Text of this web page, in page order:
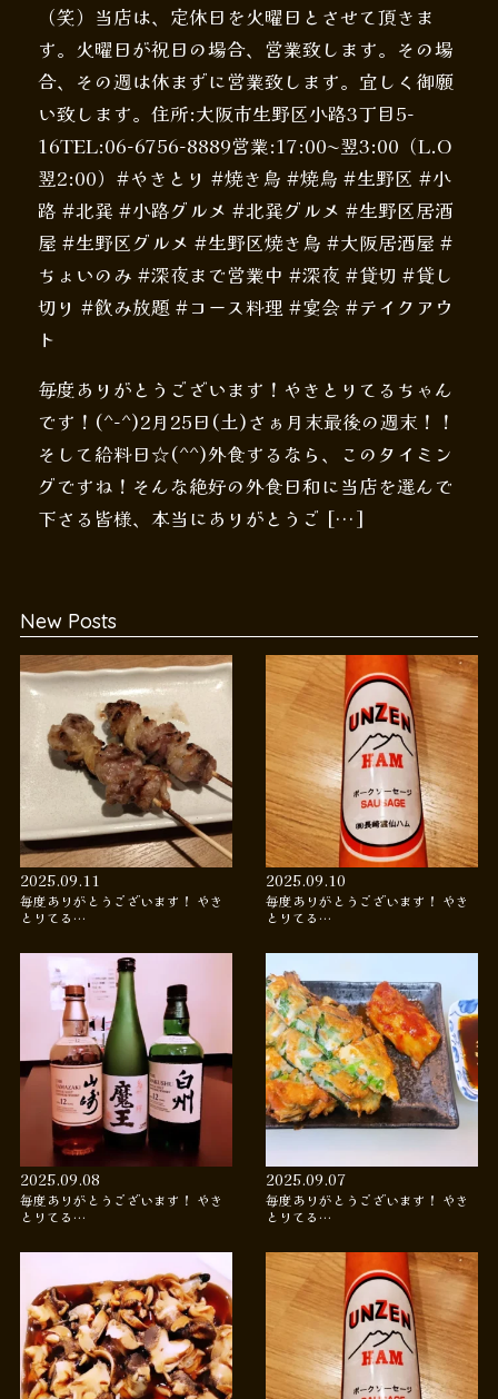
（笑）当店は、定休日を火曜日とさせて頂きま
す。火曜日が祝日の場合、営業致します。その場
合、その週は休まずに営業致します。宜しく御願
い致します。住所:大阪市生野区小路3丁目5-
16TEL:06-6756-8889営業:17:00〜翌3:00（L.O
翌2:00）#やきとり #焼き鳥 #焼鳥 #生野区 #小
路 #北巽 #小路グルメ #北巽グルメ #生野区居酒
屋 #生野区グルメ #生野区焼き鳥 #大阪居酒屋 #
ちょいのみ #深夜まで営業中 #深夜 #貸切 #貸し
切り #飲み放題 #コース料理 #宴会 #テイクアウ
ト
毎度ありがとうございます！やきとりてるちゃん
です！(^-^)2月25日(土)さぁ月末最後の週末！！
そして給料日☆(^^)外食するなら、このタイミン
グですね！そんな絶好の外食日和に当店を選んで
下さる皆様、本当にありがとうご […]
New Posts
2025.09.11
毎度ありがとうございます！ やき
とりてる…
2025.09.10
毎度ありがとうございます！ やき
とりてる…
2025.09.08
毎度ありがとうございます！ やき
とりてる…
2025.09.07
毎度ありがとうございます！ やき
とりてる…